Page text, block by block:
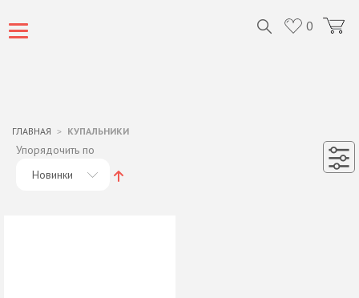
0
ГЛАВНАЯ КУПАЛЬНИКИ
Упорядочить по
Новинки